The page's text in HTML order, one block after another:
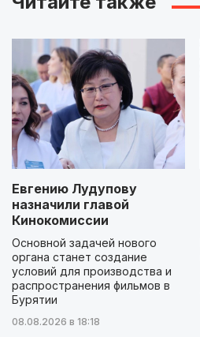
Евгению Лудупову
назначили главой
Кинокомиссии
Основной задачей нового
органа станет создание
условий для производства и
распространения фильмов в
Бурятии
08.08.2026 в 18:18